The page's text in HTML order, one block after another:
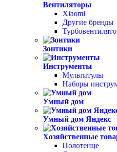
Вентиляторы
Xiaomi
Другие бренды
Зонтики
Инструменты
Мультитулы
Наборы
Умный дом
Умный дом Яндекс
Хозяйственные
Полотенце